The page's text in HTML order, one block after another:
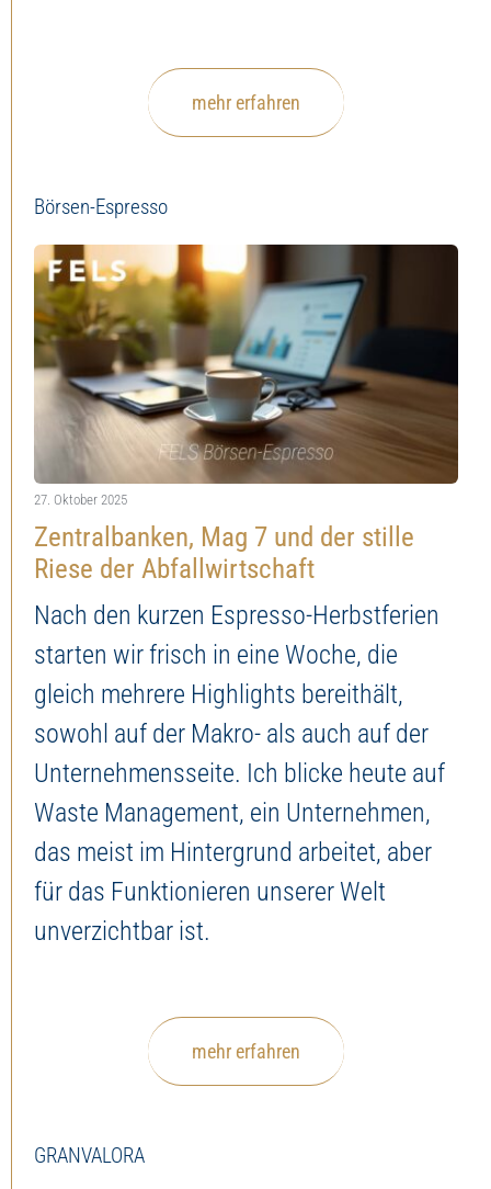
mehr erfahren
Börsen-Espresso
27. Oktober 2025
Zentralbanken, Mag 7 und der stille
Riese der Abfallwirtschaft
Nach den kurzen Espresso-Herbstferien
starten wir frisch in eine Woche, die
gleich mehrere Highlights bereithält,
sowohl auf der Makro- als auch auf der
Unternehmensseite. Ich blicke heute auf
Waste Management, ein Unternehmen,
das meist im Hintergrund arbeitet, aber
für das Funktionieren unserer Welt
unverzichtbar ist.
mehr erfahren
GRANVALORA